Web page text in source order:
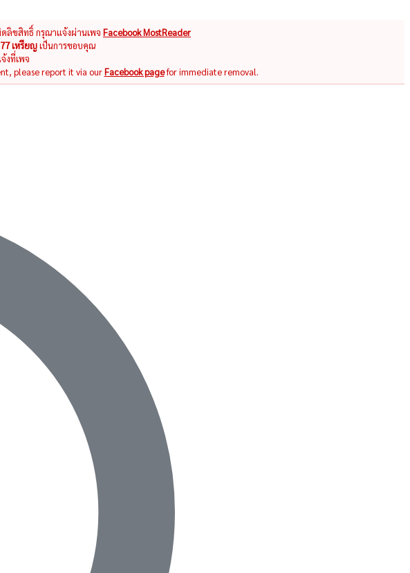
ลิขสิทธิ์ กรุณาแจ้งผ่านเพจ Facebook MostReader
77 เหรียญเป็นการขอบคุณ
งที่เพจ
please report it via ourFacebook pagefor immediate removal.